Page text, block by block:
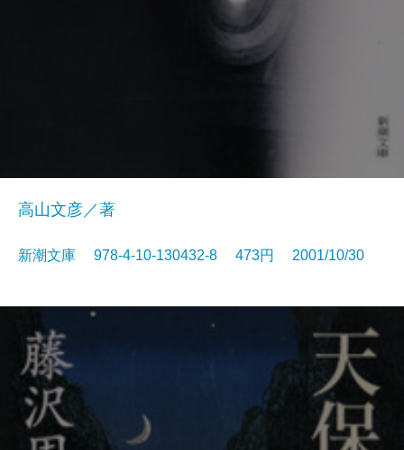
高山文彦／著
新潮文庫 978-4-10-130432-8 473円 2001/10/30